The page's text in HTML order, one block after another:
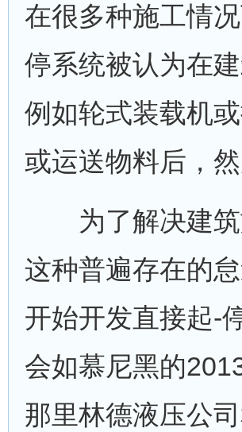
在很多种施工情
停系统被认为在
例如轮式装载机
或运送物料后，
为了解决建筑
这种普遍存在的
开始开发直接起-
会如慕尼黑的
那里林德液压公